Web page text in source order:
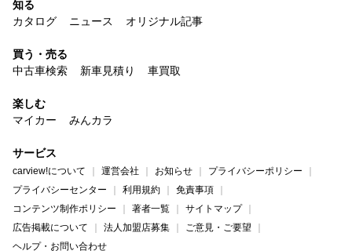
知る
カタログ
ニュース オリジナル記事
買う・売る
中古車検索
新車見積り 車買取
楽しむ
マイカー
みんカラ
サービス
carview!について 運営会社 お知らせ
プライバシーポリシー
プライバシーセンター
利用規約
免責事項
コンテンツ制作ポリシー
著者一覧
サイトマップ
広告掲載について
法人加盟店募集
ご意見・ご要望
ヘルプ・お問い合わせ